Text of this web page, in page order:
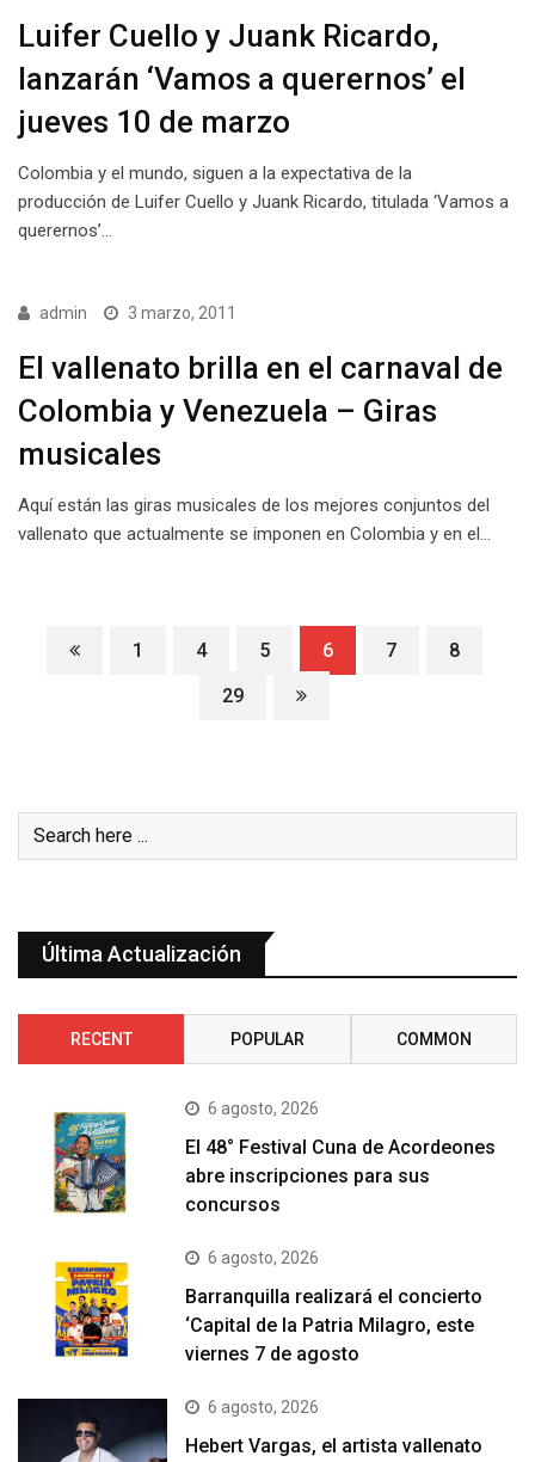
Luifer Cuello y Juank Ricardo,
lanzarán ‘Vamos a querernos’ el
jueves 10 de marzo
Colombia y el mundo, siguen a la expectativa de la
producción de Luifer Cuello y Juank Ricardo, titulada ‘Vamos a
querernos’…
admin 3 marzo, 2011
El vallenato brilla en el carnaval de
Colombia y Venezuela – Giras
musicales
Aquí están las giras musicales de los mejores conjuntos del
vallenato que actualmente se imponen en Colombia y en el…
1 4 5 6 7
8
29
Última Actualización
RECENT POPULAR COMMON
6 agosto, 2026
El 48° Festival Cuna de Acordeones
abre inscripciones para sus
concursos
6 agosto, 2026
Barranquilla realizará el concierto
‘Capital de la Patria Milagro, este
viernes 7 de agosto
6 agosto, 2026
Hebert Vargas, el artista vallenato